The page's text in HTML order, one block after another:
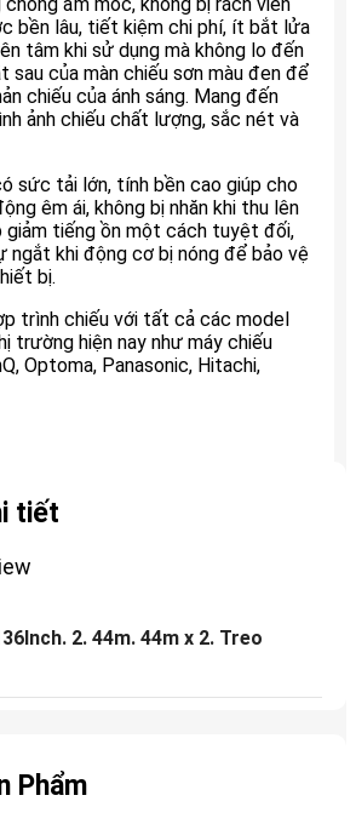
bền lâu, tiết kiệm chi phí, ít bắt lửa
tâm khi sử dụng mà không lo đến
sau của màn chiếu sơn màu đen để
chiếu của ánh sáng. Mang đến
ảnh chiếu chất lượng, sắc nét và
sức tải lớn, tính bền cao giúp cho
êm ái, không bị nhăn khi thu lên
giảm tiếng ồn một cách tuyệt đối,
ngắt khi động cơ bị nóng để bảo vệ
bị.
trình chiếu với tất cả các model
trường hiện nay như máy chiếu
Optoma, Panasonic, Hitachi,
tiết
2. 44m. 44m x 2. Treo
Phẩm